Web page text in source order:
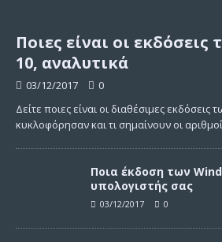
Ποιες είναι οι
10, αναλυτικά
03/12/2017
0
Δείτε ποιες είναι οι διαθέσιμες
κυκλοφόρησαν και τι σημαίνουν οι
Ποια έκδοση των
υπολογιστής σας
03/12/2017 0